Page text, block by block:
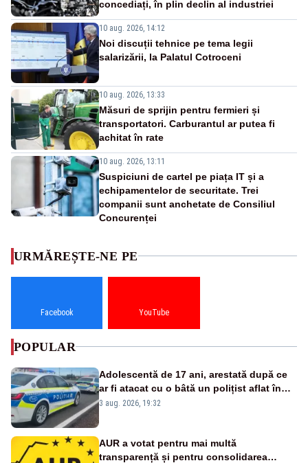
concediați, în plin declin al industriei
10 aug. 2026, 14:12
Noi discuții tehnice pe tema legii
salarizării, la Palatul Cotroceni
10 aug. 2026, 13:33
Măsuri de sprijin pentru fermieri și
transportatori. Carburantul ar putea fi
achitat în rate
10 aug. 2026, 13:11
Suspiciuni de cartel pe piața IT și a
echipamentelor de securitate. Trei
companii sunt anchetate de Consiliul
Concurenței
URMĂREȘTE-NE PE
Facebook YouTube
POPULAR
Adolescentă de 17 ani, arestată după ce
ar fi atacat cu o bâtă un polițist aflat în
misiune
3 aug. 2026, 19:32
AUR a votat pentru mai multă
transparență și pentru consolidarea